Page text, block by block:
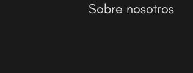
Sobre nosotros